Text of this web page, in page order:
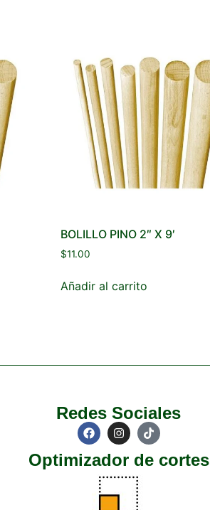
BOLILLO PINO 2″ X 9′
$11.00
Añadir al carrito
Redes Sociales
Optimizador de cortes